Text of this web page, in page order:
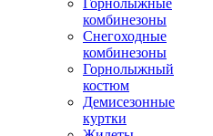
Горнолыжные
комбинезоны
Снегоходные
комбинезоны
Горнолыжный
костюм
Демисезонные
куртки